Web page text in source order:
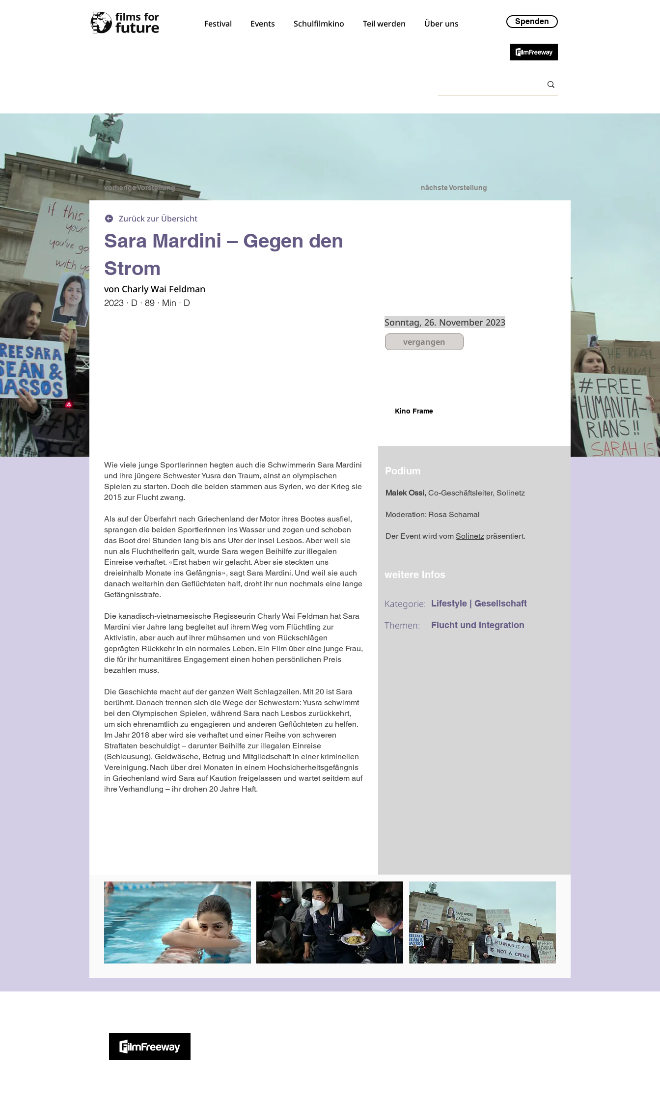
Festival Events Schulfilmkino Teil werden Über uns Spenden
vorherige Vorstellung nächste Vorstellung
Zurück zur Übersicht
Sara Mardini – Gegen den
Strom
von Charly Wai Feldman
2023 · D · 89 · Min · D
Sonntag, 26. November 2023
vergangen
Kino Frame
Wie viele junge Sportlerinnen hegten auch die Schwimmerin Sara Mardini
und ihre jüngere Schwester Yusra den Traum, einst an olympischen
Spielen zu starten. Doch die beiden stammen aus Syrien, wo der Krieg sie
2015 zur Flucht zwang.
Als auf der Überfahrt nach Griechenland der Motor ihres Bootes ausfiel,
sprangen die beiden Sportlerinnen ins Wasser und zogen und schoben
das Boot drei Stunden lang bis ans Ufer der Insel Lesbos. Aber weil sie
nun als Fluchthelferin galt, wurde Sara wegen Beihilfe zur illegalen
Einreise verhaftet. «Erst haben wir gelacht. Aber sie steckten uns
dreieinhalb Monate ins Gefängnis», sagt Sara Mardini. Und weil sie auch
danach weiterhin den Geflüchteten half, droht ihr nun nochmals eine lange
Gefängnisstrafe.
Die kanadisch-vietnamesische Regisseurin Charly Wai Feldman hat Sara
Mardini vier Jahre lang begleitet auf ihrem Weg vom Flüchtling zur
Aktivistin, aber auch auf ihrer mühsamen und von Rückschlägen
geprägten Rückkehr in ein normales Leben. Ein Film über eine junge Frau,
die für ihr humanitäres Engagement einen hohen persönlichen Preis
bezahlen muss.
Die Geschichte macht auf der ganzen Welt Schlagzeilen. Mit 20 ist Sara
berühmt. Danach trennen sich die Wege der Schwestern: Yusra schwimmt
bei den Olympischen Spielen, während Sara nach Lesbos zurückkehrt,
um sich ehrenamtlich zu engagieren und anderen Geflüchteten zu helfen.
Im Jahr 2018 aber wird sie verhaftet und einer Reihe von schweren
Straftaten beschuldigt – darunter Beihilfe zur illegalen Einreise
(Schleusung), Geldwäsche, Betrug und Mitgliedschaft in einer kriminellen
Vereinigung. Nach über drei Monaten in einem Hochsicherheitsgefängnis
in Griechenland wird Sara auf Kaution freigelassen und wartet seitdem auf
ihre Verhandlung – ihr drohen 20 Jahre Haft.
Podium
Malek Ossi, Co-Geschäftsleiter, Solinetz
Moderation: Rosa Schamal
Der Event wird vom Solinetz präsentiert.
weitere Infos
Kategorie: Lifestyle | Gesellschaft
Themen: Flucht und Integration